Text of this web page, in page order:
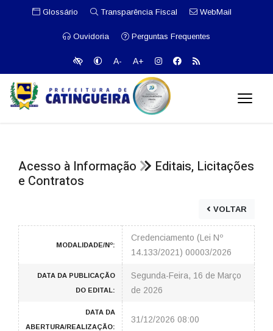
Glossário Transparência Fiscal WebMail
Ouvidoria Perguntas Frequentes
A- A+
Acesso à Informação
Editais, Licitações
e Contratos
VOLTAR
MODALIDADE/Nº:
Credenciamento (Lei Nº
14.133/2021) 00003/2026
DATA DA PUBLICAÇÃO
DO EDITAL:
Segunda-Feira, 16 de Março
de 2026
DATA DA
ABERTURA/REALIZAÇÃO:
31/12/2026 08:00